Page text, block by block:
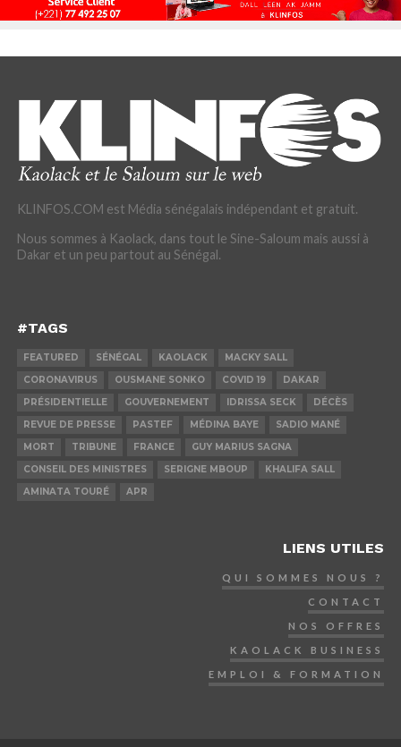
KLINFOS.COM est Média sénégalais indépendant et gratuit.
Nous sommes à Kaolack, dans tout le Sine-Saloum mais aussi à
Dakar et un peu partout au Sénégal.
#TAGS
FEATURED SÉNÉGAL KAOLACK
MACKY SALL
CORONAVIRUS
OUSMANE SONKO COVID 19
DAKAR
PRÉSIDENTIELLE
GOUVERNEMENT IDRISSA SECK
DÉCÈS
REVUE DE PRESSE
PASTEF MÉDINA BAYE
SADIO MANÉ
MORT
TRIBUNE FRANCE
GUY MARIUS SAGNA
CONSEIL DES MINISTRES
SERIGNE MBOUP
KHALIFA SALL
AMINATA TOURÉ
APR
LIENS UTILES
QUI SOMMES NOUS ?
CONTACT
NOS OFFRES
KAOLACK BUSINESS
EMPLOI & FORMATION